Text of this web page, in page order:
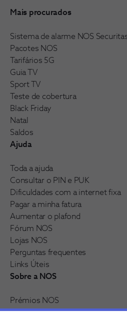
Mais procurados
Sistema de alarme NOS
Pacotes NOS
Tarifários 5G
Guia TV
Sport TV
Teste de cobertura
Black Friday
Natal
Saldos
Ajuda
Toda a ajuda
Consultar o PIN e PUK
Dificuldades com a internet fixa
Pagar a minha fatura
Aumentar o plafond
Fórum NOS
Lojas NOS
Perguntas frequentes
Links Úteis
Sobre a NOS
Prémios NOS
Reconhecimentos e distinções